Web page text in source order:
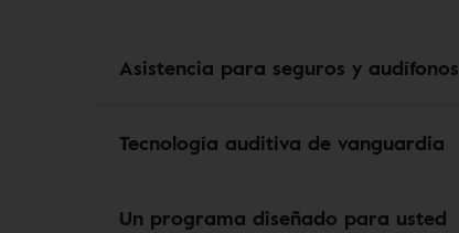
Asistencia para seguros y audífonos
Tecnología auditiva de vanguardia
Un programa diseñado para usted